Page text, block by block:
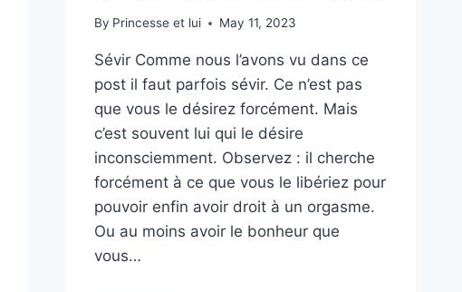
By Princesse et lui May 11, 2023
Sévir Comme nous l’avons vu dans ce
post il faut parfois sévir. Ce n’est pas
que vous le désirez forcément. Mais
c’est souvent lui qui le désire
inconsciemment. Observez : il cherche
forcément à ce que vous le libériez pour
pouvoir enfin avoir droit à un orgasme.
Ou au moins avoir le bonheur que
vous…